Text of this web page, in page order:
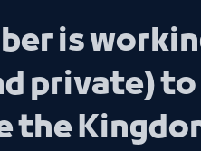
is
private)
the